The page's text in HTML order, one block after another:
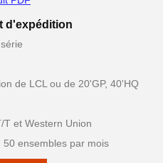
d'expédition
de LCL ou de 20'GP, 40'HQ
T et Western Union
ensembles par mois